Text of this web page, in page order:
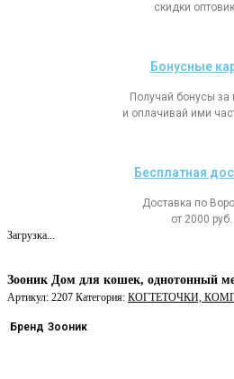
скидки
Бонусные
Получай бонусы за
и оплачивай ими
Бесплатная
Доставка по
от 2000 руб.
Загрузка...
Зооник Дом для кошек, однотонный
Артикул: 2207 Категория: КОГТЕТОЧКИ,
Бренд Зооник